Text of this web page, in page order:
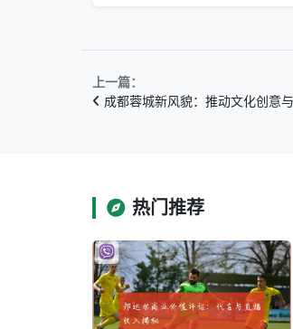
上一篇：
成都蓉城新风貌：推动文化创意
热门推荐